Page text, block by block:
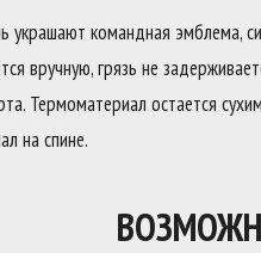
украшают командная эмблема,
вручную, грязь не
Термоматериал остается
на спине.